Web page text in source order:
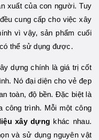
xuất của con người. Tuy
cung cấp cho việc xây
vì vậy, sản phẩm cuối
thể sử dụng được.
dựng chính là giá trị cốt
Nó đại diện cho vẻ đẹp
toàn, độ bền. Đặc biệt là
công trình. Mỗi một công
xây dựng khác nhau.
và sử dụng nguyên vật